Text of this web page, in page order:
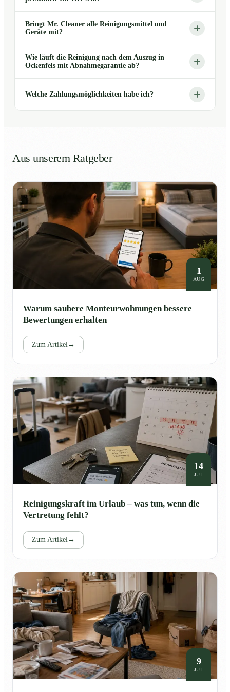
Bringt Mr. Cleaner alle Reinigungsmittel und
Geräte mit?
Wie läuft die Reinigung nach dem Auszug in
Ockenfels mit Abnahmegarantie ab?
Welche Zahlungsmöglichkeiten habe ich?
Aus unserem Ratgeber
1
AUG
Warum saubere Monteurwohnungen bessere
Bewertungen erhalten
Zum Artikel →
14
JUL
Reinigungskraft im Urlaub – was tun, wenn die
Vertretung fehlt?
Zum Artikel →
9
JUL